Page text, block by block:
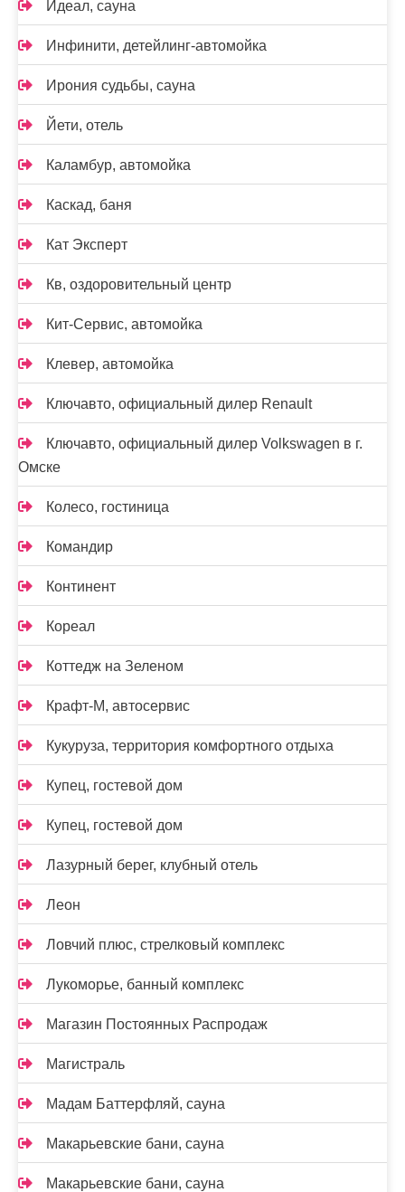
Идеал, сауна
Инфинити, детейлинг-автомойка
Ирония судьбы, сауна
Йети, отель
Каламбур, автомойка
Каскад, баня
Кат Эксперт
Кв, оздоровительный центр
Кит-Сервис, автомойка
Клевер, автомойка
Ключавто, официальный дилер Renault
Ключавто, официальный дилер Volkswagen в г.
Омске
Колесо, гостиница
Командир
Континент
Кореал
Коттедж на Зеленом
Крафт-М, автосервис
Кукуруза, территория комфортного отдыха
Купец, гостевой дом
Купец, гостевой дом
Лазурный берег, клубный отель
Леон
Ловчий плюс, стрелковый комплекс
Лукоморье, банный комплекс
Магазин Постоянных Распродаж
Магистраль
Мадам Баттерфляй, сауна
Макарьевские бани, сауна
Макарьевские бани, сауна